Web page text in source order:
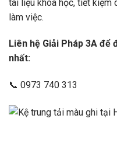
tài liệu khoa học, tiết kiệm
làm việc.
Liên hệ Giải Pháp 3A
nhất:
📞 0973 740 313